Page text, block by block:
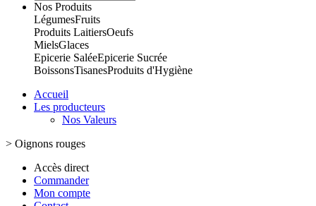
Nos Produits
LégumesFruits
Produits LaitiersOeufs
MielsGlaces
Epicerie SaléeEpicerie Sucrée
BoissonsTisanesProduits d'Hygiène
Accueil
Les producteurs
Nos Valeurs
> Oignons rouges
Accès direct
Commander
Mon compte